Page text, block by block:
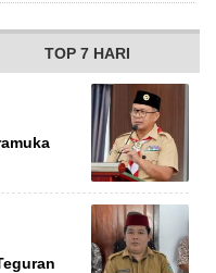
TOP 7 HARI